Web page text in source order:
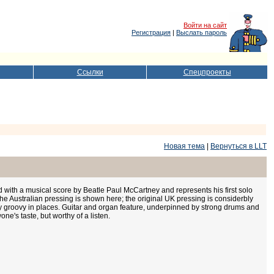
Войти на сайт
Регистрация | Выслать пароль
Ссылки Спецпроекты
Новая тема
Вернуться в LLT
a musical score by Beatle Paul McCartney and represents his first solo
Australian pressing is shown here; the original UK pressing is considerbly
in places. Guitar and organ feature, underpinned by strong drums and
taste, but worthy of a listen.